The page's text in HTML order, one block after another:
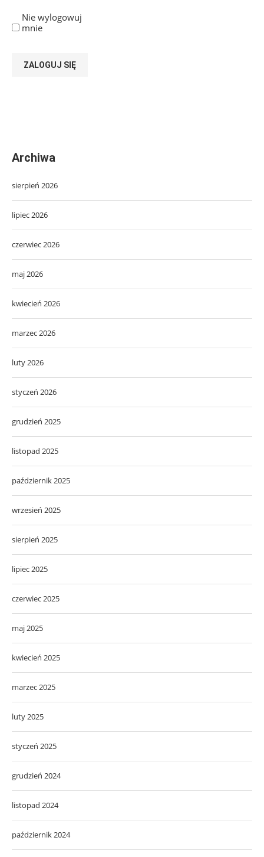
Nie wylogowuj
mnie
ZALOGUJ SIĘ
Archiwa
sierpień 2026
lipiec 2026
czerwiec 2026
maj 2026
kwiecień 2026
marzec 2026
luty 2026
styczeń 2026
grudzień 2025
listopad 2025
październik 2025
wrzesień 2025
sierpień 2025
lipiec 2025
czerwiec 2025
maj 2025
kwiecień 2025
marzec 2025
luty 2025
styczeń 2025
grudzień 2024
listopad 2024
październik 2024